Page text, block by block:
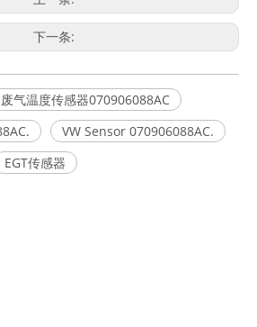
下一条:
废气温度传感器070906088AC
VW Sensor 070906088AC.
EGT传感器